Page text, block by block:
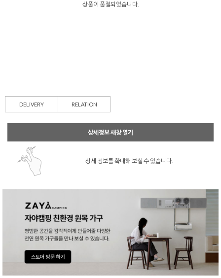
상품이 품절되었습니다.
DELIVERY RELATION
상세정보 새창 열기
상세 정보를 확대해 보실 수 있습니다.